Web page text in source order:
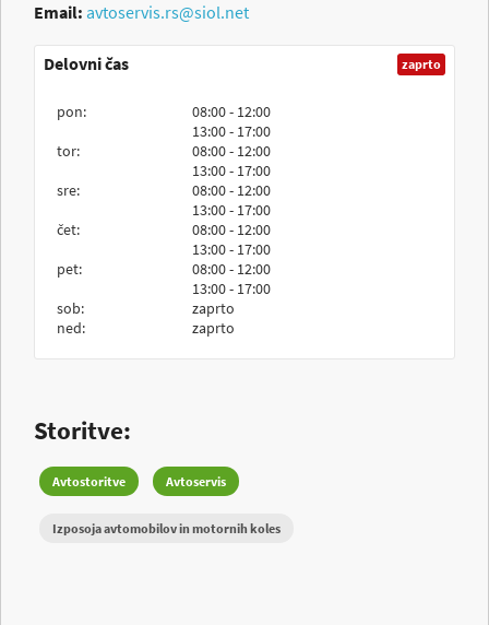
Email: avtoservis.rs@siol.net
Delovni čas zaprto
pon:
tor:
sre:
čet:
pet:
sob:
ned:
08:00 - 12:00
13:00 - 17:00
08:00 - 12:00
13:00 - 17:00
08:00 - 12:00
13:00 - 17:00
08:00 - 12:00
13:00 - 17:00
08:00 - 12:00
13:00 - 17:00
zaprto
zaprto
Storitve:
Avtostoritve Avtoservis
Izposoja avtomobilov in motornih koles